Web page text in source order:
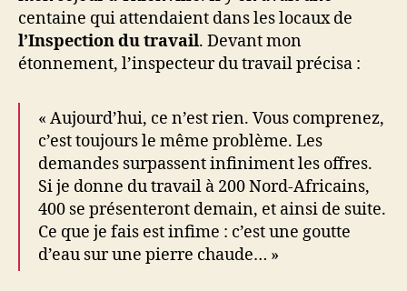
centaine qui attendaient dans les locaux de
l’Inspection du travail. Devant mon
étonnement, l’inspecteur du travail précisa :
« Aujourd’hui, ce n’est rien. Vous comprenez,
c’est toujours le même problème. Les
demandes surpassent infiniment les offres.
Si je donne du travail à 200 Nord-Africains,
400 se présenteront demain, et ainsi de suite.
Ce que je fais est infime : c’est une goutte
d’eau sur une pierre chaude… »